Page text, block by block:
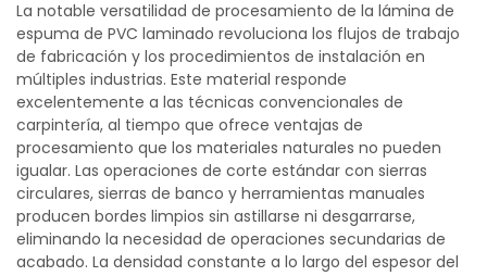
La notable versatilidad de procesamiento de la lámina de
espuma de PVC laminado revoluciona los flujos de trabajo
de fabricación y los procedimientos de instalación en
múltiples industrias. Este material responde
excelentemente a las técnicas convencionales de
carpintería, al tiempo que ofrece ventajas de
procesamiento que los materiales naturales no pueden
igualar. Las operaciones de corte estándar con sierras
circulares, sierras de banco y herramientas manuales
producen bordes limpios sin astillarse ni desgarrarse,
eliminando la necesidad de operaciones secundarias de
acabado. La densidad constante a lo largo del espesor del